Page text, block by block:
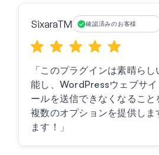
SixaraTM 確認済みのお客様
「このプラグインは素晴ら
能し、WordPressウェブサイ
ールを送信できなくなるこ
複数のオプションを提供しま
ます！」